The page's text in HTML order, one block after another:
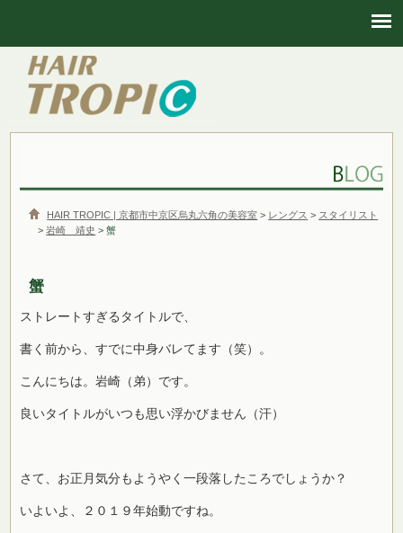
HAIR TROPIC | 京都市中京区烏丸六角の美容室 > レングス > スタイリスト
>岩崎 靖史 > 蟹
蟹
ストレートすぎるタイトルで、
書く前から、すでに中身バレてます（笑）。
こんにちは。岩崎（弟）です。
良いタイトルがいつも思い浮かびません（汗）
さて、お正月気分もようやく一段落したころでしょうか？
いよいよ、２０１９年始動ですね。